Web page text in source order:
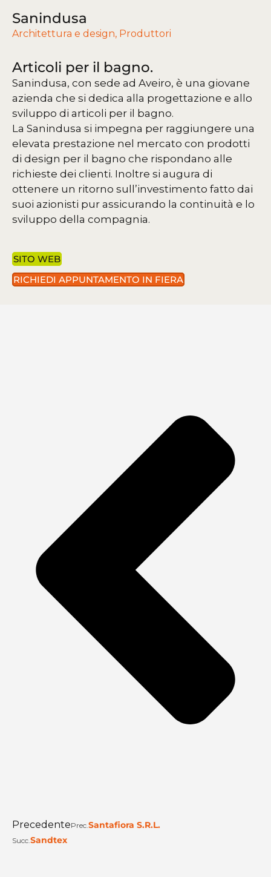
Sanindusa
Architettura e design, Produttori
Articoli per il bagno.
Sanindusa, con sede ad Aveiro, è una giovane
azienda che si dedica alla progettazione e allo
sviluppo di articoli per il bagno.
La Sanindusa si impegna per raggiungere una
elevata prestazione nel mercato con prodotti
di design per il bagno che rispondano alle
richieste dei clienti. Inoltre si augura di
ottenere un ritorno sull’investimento fatto dai
suoi azionisti pur assicurando la continuità e lo
sviluppo della compagnia.
SITO WEB
RICHIEDI APPUNTAMENTO IN FIERA
PrecedentePrec.Santafiora S.R.L.
Succ.Sandtex